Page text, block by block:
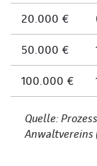
20.000 €
50.000 €
100.000 €
Quelle:
Anwaltvereins